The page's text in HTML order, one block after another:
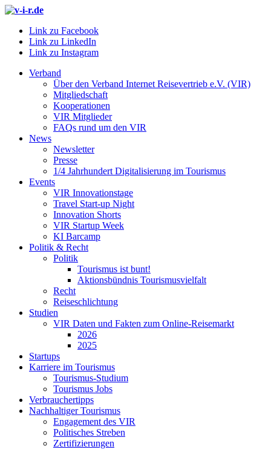
Link zu Facebook
Link zu LinkedIn
Link zu Instagram
Verband
Über den Verband Internet Reisevertrieb e.V. (VIR)
Mitgliedschaft
Kooperationen
VIR Mitglieder
FAQs rund um den VIR
News
Newsletter
Presse
1/4 Jahrhundert Digitalisierung im Tourismus
Events
VIR Innovationstage
Travel Start-up Night
Innovation Shorts
VIR Startup Week
KI Barcamp
Politik & Recht
Politik
Tourismus ist bunt!
Aktionsbündnis Tourismusvielfalt
Recht
Reiseschlichtung
Studien
VIR Daten und Fakten zum Online-Reisemarkt
2026
2025
Startups
Karriere im Tourismus
Tourismus-Studium
Tourismus Jobs
Verbrauchertipps
Nachhaltiger Tourismus
Engagement des VIR
Politisches Streben
Zertifizierungen